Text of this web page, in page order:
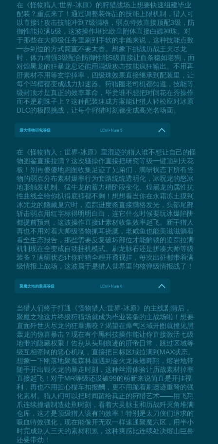
在《怪物猎人:世界-冰原》的狩猎战场上想要快速组建毕业
配装？重点来了！通过调整装饰品的技能上限机制，猎人可
以直接让攻击技能冲到7级满格，弱点特效直接顶配3级，防
御性能拉满5级，这波操作堪比欧皇附体直接白嫖神珠。对
于那些在大师级任务里刷到手软的非酋来说，这种技能点数
一步到位的方式简直不要太香。想象下挑战历战王灭尽龙
时，体力增强3级配合防御性能5级直接让血条稳如老狗，面
对煌黑龙的狂暴龙息还能用满级攻击技能疯狂输出。不用再
肝素材不用等玄学掉率，四级珠效果直接继承到配装里，让
每个凹槽都变成战力加速器。狩猎圈老司机都知道，技能等
级封顶才是真正的效率革命，毕竟谁不想把时间花在秀操作
而不是刷珠子上？这种配装速成方案能让猎人轻松应对冰原
DLC的极限挑战，让每个狩猎时刻都变成高光名场面。
最大怪物研究等级 LCtrl+Num 5
在《怪物猎人：世界-冰原》里混迹的猎人谁不想让自己的怪
物图鉴直接拉满？这次骚操作直接把研究等级一键顶到天花
板！别再傻傻地跑图收集足迹了兄弟们，满研状态下所有怪
物的弱点分布素材爆率行为套路统统透明化，冰呪龙的怒冰
地形触发机制、猛牛龙的蓄力槽阶段变化、煌黑龙的属性抗
性曲线全给你扒得底裤都不剩！想想看当你在永霜冻土摸到
冰咒龙的隐藏巢穴时，追踪进度条直接满格发光，头部尾部
斩击弱点用红字标得明明白白，连它什么时候要玩冰爆陷阱
都提前预判，这波操作直接让素材收集效率起飞。新手猎人
再也不用对着大师级怪物抓耳挠腮，老咸鱼也能美滋滋躺着
看全生态报告，那些需要反复破坏部位才能解锁的追踪拉满
机制现在全变成自动挂机模式。刷龙脉石还是拼凑大师等级
装备？满研状态让你狩猎全程开透视挂，每次出征都带着满
级情报上战场，这波属于是猎人世界里的核弹级情报战了！
聚魔之地的最高等级 LCtrl+Num 6
当猎人们终于打通《怪物猎人:世界-冰原》的主线剧情后，
聚魔之地这片终极狩猎场就成为毕业装备的主战场啦！想要
直面歼世灭尽龙的狂暴撕咬？渴望在瘴气区域开图就撞见黑
轰龙的惊喜暴击？现在有个黑科技操作能让你直接激活七级
地带的隐藏权限！告别从头刷痕迹的肝帝日常，跳过区域等
级互相牵制的恶心机制，直接把目标区域拉满到MAX状态。
想象一下刚落地聚魔森林就遇到金火龙展翅翱翔，熔岩地带
随手开出银火龙的暴走时刻，这种丝滑体验让历战素材掉率
直接起飞！对于MR等级还没破99的萌新来说简直是开挂福
利，再也不用担心猫车扣报酬，更不用跪着刷遗迹重弩的强
化素材。猎人们可以把时间留给真正的狩猎艺术——用飞翔
爪连续撞墙制造处刑时刻，看着大灵脉玉和历战歼灭角堆满
仓库，这才是顶级猎人该有的效率！特别是太刀侠们追求的
吸血特效强化，现在能像开无双一样速通聚魔六区，用半小
时完成别人三天的素材积累，这种爽感比连续处决熔山巨兽
还要带劲！